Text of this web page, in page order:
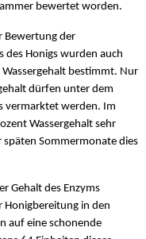
bewertet worden.
Bewertung der
des Honigs wurden auch
bestimmt. Nur
dürfen unter dem
vermarktet werden. Im
Wassergehalt sehr
Sommermonate dies
Gehalt des Enzyms
Honigbereitung in den
auf eine schonende